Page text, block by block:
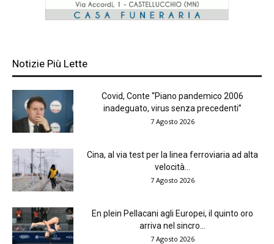
Notizie Più Lette
Covid, Conte “Piano pandemico 2006
inadeguato, virus senza precedenti”
7 Agosto 2026
Cina, al via test per la linea ferroviaria ad alta
velocità...
7 Agosto 2026
En plein Pellacani agli Europei, il quinto oro
arriva nel sincro...
7 Agosto 2026